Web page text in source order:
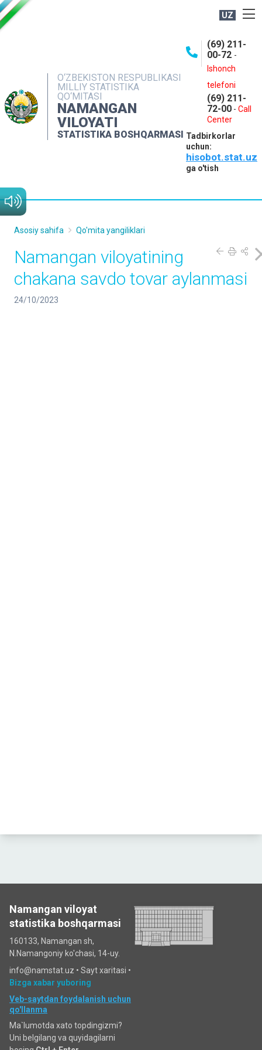
UZ
O‘ZBEKISTON RESPUBLIKASI
MILLIY STATISTIKA
QO‘MITASI
NAMANGAN
VILOYATI
STATISTIKA BOSHQARMASI
(69) 211-
00-72 -
Ishonch
telefoni
(69) 211-
72-00 - Call
Center
Tadbirkorlar
uchun:
hisobot.stat.uz
ga o'tish
NASHRLAR
INTERAKTIV XIZMATLAR
MATBUOT XIZMATI
MUROJAATLAR
Asosiy sahifa Qo'mita yangiliklari
Namangan viloyatining
chakana savdo tovar aylanmasi
24/10/2023
Namangan viloyat
statistika boshqarmasi
160133, Namangan sh,
N.Namangoniy ko'chasi, 14-uy.
info@namstat.uz • Sayt xaritasi •
Bizga xabar yuboring
Veb-saytdan foydalanish uchun
qo'llanma
Ma`lumotda xato topdingizmi?
Uni belgilang va quyidagilarni